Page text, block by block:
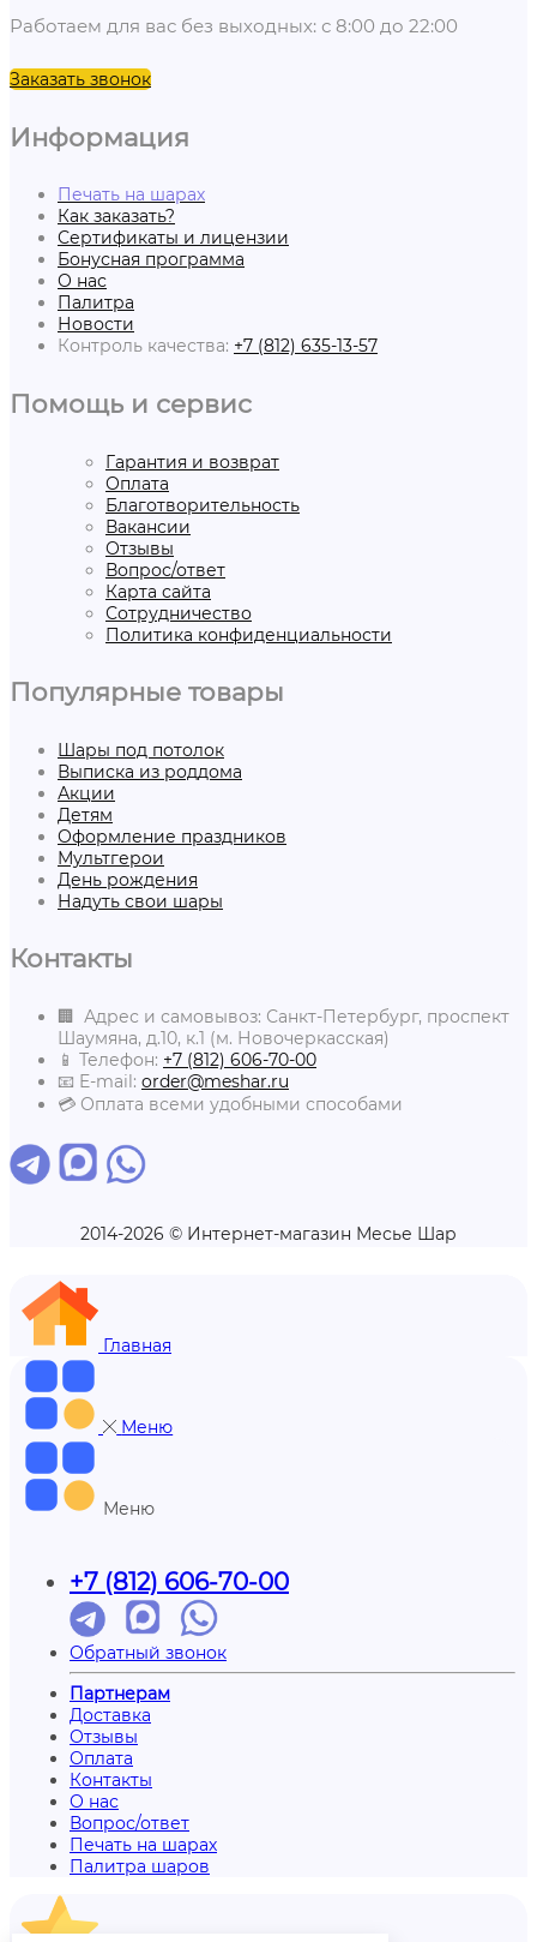
Работаем для вас без выходных: с 8:00 до 22:00
Заказать звонок
Информация
Печать на шарах
Как заказать?
Сертификаты и лицензии
Бонусная программа
О нас
Палитра
Новости
Контроль качества: +7 (812) 635-13-57
Помощь и сервис
Гарантия и возврат
Оплата
Благотворительность
Вакансии
Отзывы
Вопрос/ответ
Карта сайта
Сотрудничество
Политика конфиденциальности
Популярные товары
Шары под потолок
Выписка из роддома
Акции
Детям
Оформление праздников
Мультгерои
День рождения
Надуть свои шары
Контакты
🏢 Адрес и самовывоз: Санкт-Петербург, проспект
Шаумяна, д.10, к.1 (м. Новочеркасская)
📱 Телефон: +7 (812) 606-70-00
📧 E-mail: order@meshar.ru
💳 Оплата всеми удобными способами
2014-2026 © Интернет-магазин Месье Шар
Главная
Меню
Меню
+7 (812) 606-70-00
Обратный звонок
Партнерам
Доставка
Отзывы
Оплата
Контакты
О нас
Вопрос/ответ
Печать на шарах
Палитра шаров